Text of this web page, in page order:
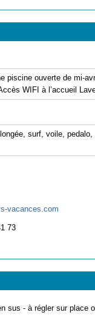
piscine ouverte de mi-
WIFI à l’accueil
surf, voile,
vacances.com
73
sus - à régler sur place